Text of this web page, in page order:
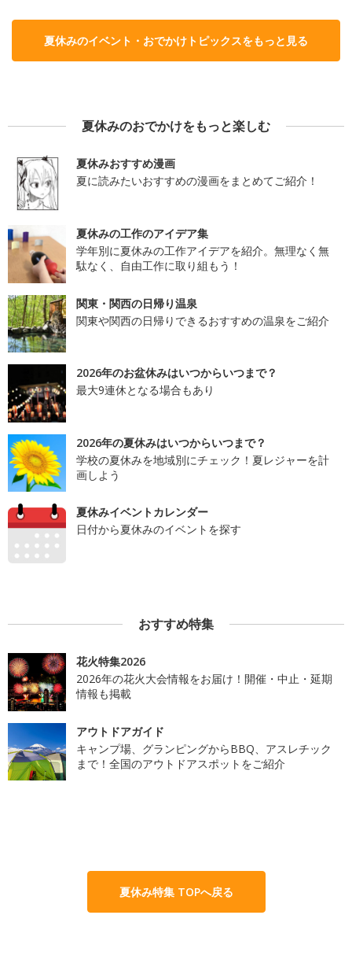
夏休みのイベント・おでかけトピックスをもっと見る
夏休みのおでかけをもっと楽しむ
夏休みおすすめ漫画
夏に読みたいおすすめの漫画をまとめてご紹介！
夏休みの工作のアイデア集
学年別に夏休みの工作アイデアを紹介。無理なく無
駄なく、自由工作に取り組もう！
関東・関西の日帰り温泉
関東や関西の日帰りできるおすすめの温泉をご紹介
2026年のお盆休みはいつからいつまで？
最大9連休となる場合もあり
2026年の夏休みはいつからいつまで？
学校の夏休みを地域別にチェック！夏レジャーを計
画しよう
夏休みイベントカレンダー
日付から夏休みのイベントを探す
おすすめ特集
花火特集2026
2026年の花火大会情報をお届け！開催・中止・延期
情報も掲載
アウトドアガイド
キャンプ場、グランピングからBBQ、アスレチック
まで！全国のアウトドアスポットをご紹介
夏休み特集 TOPへ戻る